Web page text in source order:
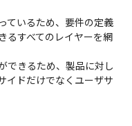
ているため、要件の定義
るすべてのレイヤーを網
できるため、製品に対し
イドだけでなくユーザサ